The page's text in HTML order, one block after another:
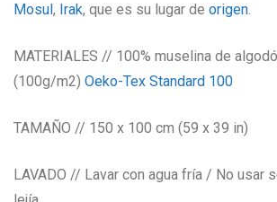
Mosul, Irak, que es su lugar de origen.
MATERIALES // 100% muselina de
(100g/m2) Oeko-Tex Standard 100
TAMAÑO // 150 x 100 cm (59 x 39 in)
LAVADO // Lavar con agua fría / No usar